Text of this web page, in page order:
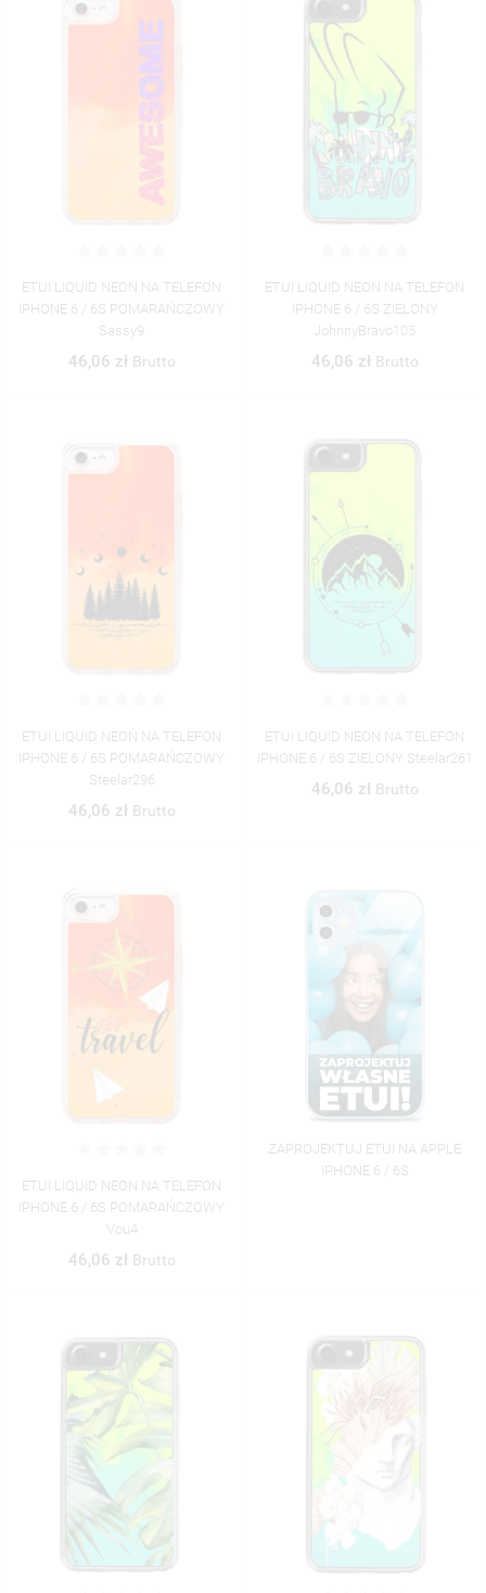
ETUI LIQUID NEON NA TELEFON
IPHONE 6 / 6S POMARAŃCZOWY
Sassy9
46,06 zł Brutto
ETUI LIQUID NEON NA TELEFON
IPHONE 6 / 6S ZIELONY
JohnnyBravo105
46,06 zł Brutto
ETUI LIQUID NEON NA TELEFON
IPHONE 6 / 6S POMARAŃCZOWY
Steelar296
46,06 zł Brutto
ETUI LIQUID NEON NA TELEFON
IPHONE 6 / 6S ZIELONY Steelar261
46,06 zł Brutto
ETUI LIQUID NEON NA TELEFON
IPHONE 6 / 6S POMARAŃCZOWY
Vou4
46,06 zł Brutto
ZAPROJEKTUJ ETUI NA APPLE
IPHONE 6 / 6S
MOJE LISTY ŻYCZEŃ
UTWÓRZ NOWĄ LISTĘ
((MODALTITLE))
((CANCELTEXT)) ((MODALDELETETEXT))
((CREATETEXT))
ZALOGUJ SIĘ
MUSISZ BYĆ ZALOGOWANY BY ZAPISAĆ PRODUKTY NA